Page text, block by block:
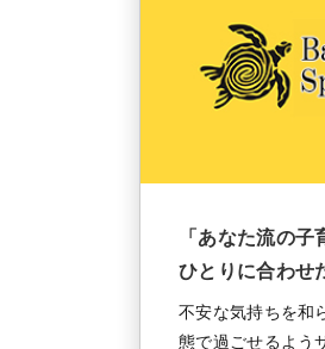
「あなた流の
ひとりに合わせ
不安な気持ちを和
態で過ごせるよう